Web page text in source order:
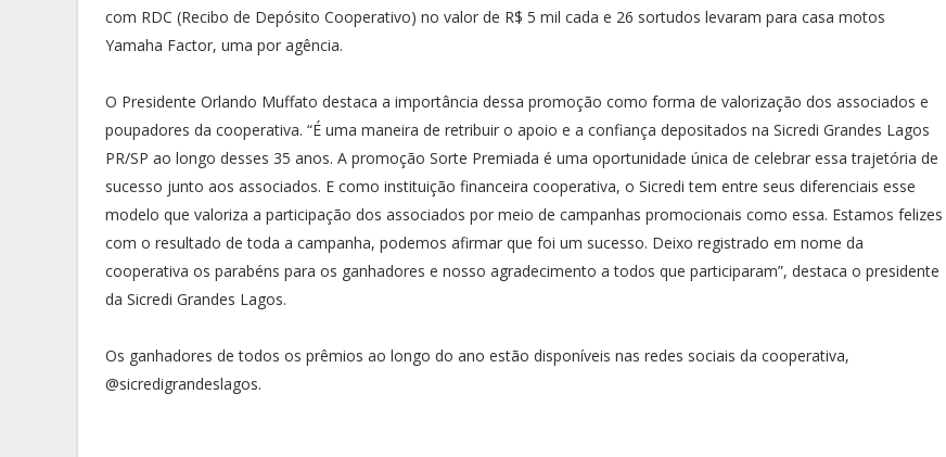
com RDC (Recibo de Depósito Cooperativo) no valor de R$ 5 mil cada e 26 sortudos levaram para casa motos
Yamaha Factor, uma por agência.
O Presidente Orlando Muffato destaca a importância dessa promoção como forma de valorização dos associados e
poupadores da cooperativa. “É uma maneira de retribuir o apoio e a confiança depositados na Sicredi Grandes Lagos
PR/SP ao longo desses 35 anos. A promoção Sorte Premiada é uma oportunidade única de celebrar essa trajetória de
sucesso junto aos associados. E como instituição financeira cooperativa, o Sicredi tem entre seus diferenciais esse
modelo que valoriza a participação dos associados por meio de campanhas promocionais como essa. Estamos felizes
com o resultado de toda a campanha, podemos afirmar que foi um sucesso. Deixo registrado em nome da
cooperativa os parabéns para os ganhadores e nosso agradecimento a todos que participaram”, destaca o presidente
da Sicredi Grandes Lagos.
Os ganhadores de todos os prêmios ao longo do ano estão disponíveis nas redes sociais da cooperativa,
@sicredigrandeslagos.